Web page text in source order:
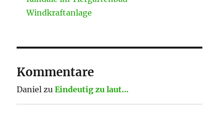
Windkraftanlage
Kommentare
Daniel zuEindeutig zu laut…